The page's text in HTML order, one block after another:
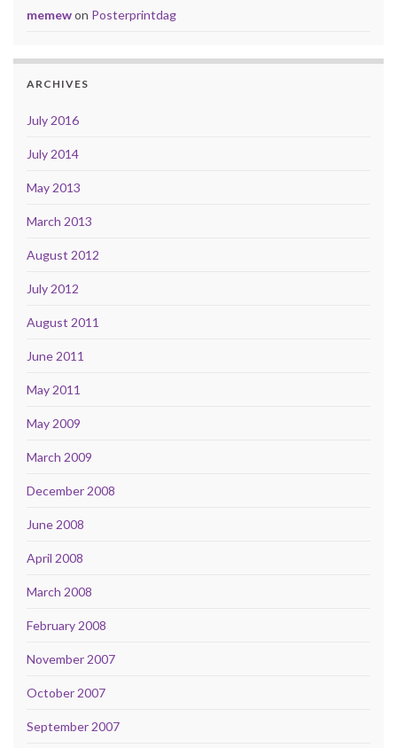
memewon Posterprintdag
ARCHIVES
July 2016
July 2014
May 2013
March 2013
August 2012
July 2012
August 2011
June 2011
May 2011
May 2009
March 2009
December 2008
June 2008
April 2008
March 2008
February 2008
November 2007
October 2007
September 2007